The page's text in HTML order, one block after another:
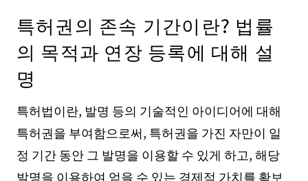
특허권의 존속 기간이란? 법률
의 목적과 연장 등록에 대해 설
명
특허법이란, 발명 등의 기술적인 아이디어에 대해
특허권을 부여함으로써, 특허권을 가진 자만이 일
정 기간 동안 그 발명을 이용할 수 있게 하고, 해당
발명을 이용하여 얻을 수 있는 경제적 가치를 확보